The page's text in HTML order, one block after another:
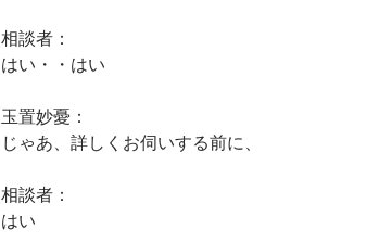
相談者：
はい・・はい
玉置妙憂：
じゃあ、詳しくお伺いする前に、
相談者：
はい